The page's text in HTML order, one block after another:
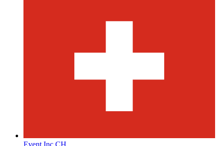
Event Inc CH